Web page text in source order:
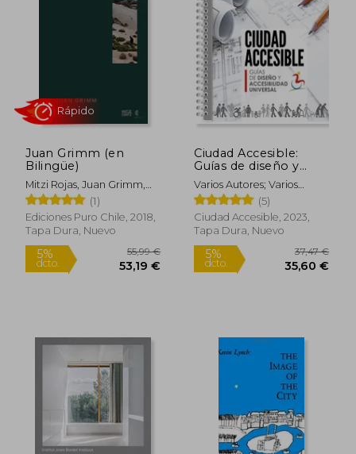
38,00 €
36,10 €
Juan Grimm (en
Bilingüe)
Mitzi Rojas, Juan Grimm,
Mathias Klotz, Aniket
Bhagwat, Claudia Pertuzé
(1)
Ediciones Puro Chile, 2018,
Tapa Dura, Nuevo
dcto. 53,19 €
Rápido
Ciudad Accesible:
Guías de diseño y
accesibilidad universal
Varios Autores; Varios
Autores
(5)
Ciudad Accesible, 2023,
Tapa Dura, Nuevo
5%
dcto.